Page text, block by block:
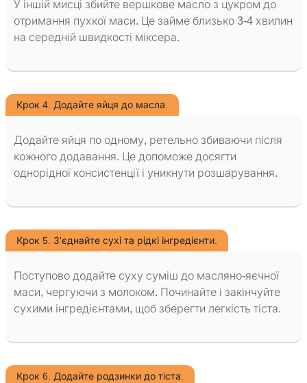
У іншій мисці збийте вершкове масло з цукром до
отримання пухкої маси. Це займе близько 3-4 хвилин
на середній швидкості міксера.
Крок 4. Додайте яйця до масла.
Додайте яйця по одному, ретельно збиваючи після
кожного додавання. Це допоможе досягти
однорідної консистенції і уникнути розшарування.
Крок 5. З'єднайте сухі та рідкі інгредієнти.
Поступово додайте суху суміш до масляно-яєчної
маси, чергуючи з молоком. Починайте і закінчуйте
сухими інгредієнтами, щоб зберегти легкість тіста.
Крок 6. Додайте родзинки до тіста.